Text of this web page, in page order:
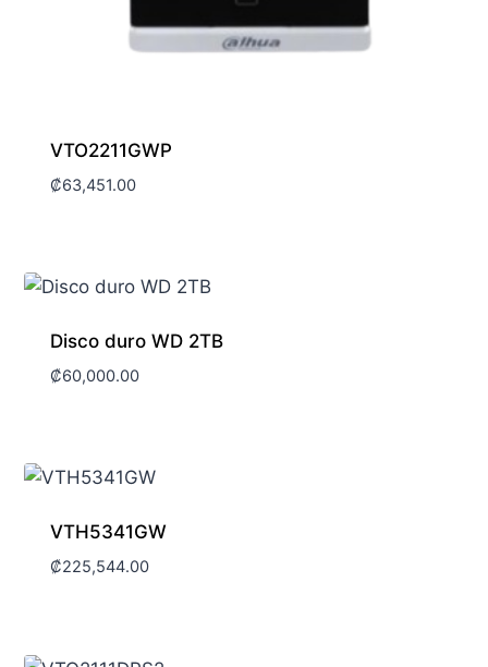
VTO2211GWP
₡63,451.00
Disco duro WD 2TB
₡60,000.00
VTH5341GW
₡225,544.00